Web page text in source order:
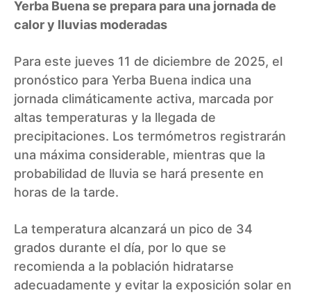
Yerba Buena se prepara para una jornada de
calor y lluvias moderadas
Para este jueves 11 de diciembre de 2025, el
pronóstico para Yerba Buena indica una
jornada climáticamente activa, marcada por
altas temperaturas y la llegada de
precipitaciones. Los termómetros registrarán
una máxima considerable, mientras que la
probabilidad de lluvia se hará presente en
horas de la tarde.
La temperatura alcanzará un pico de 34
grados durante el día, por lo que se
recomienda a la población hidratarse
adecuadamente y evitar la exposición solar en